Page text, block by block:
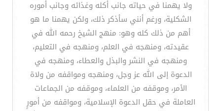
ولا يهمنا في حياته جانب أكله وغذائه وجانب أموره
الشكلية، ورغم أنني سأذكر ذلك، ولكن يهمنا ما هو
أهم من ذلك كله وهو: منهج الشيخ رحمه الله في
عقيدته، ومنهجه في العلم، ومنهجه في التعليم،
ومنهجه في النشر والبذل والعطاء، ومنهجه في
الدعوة إلى الله عز وجل، ومنهجه ومواقفه من ولاة
الأمر، وموقفه من العلماء، وموقفه من الجماعات
العاملة في حقل الدعوة الإسلامية، ومواقفه من أمورٍ